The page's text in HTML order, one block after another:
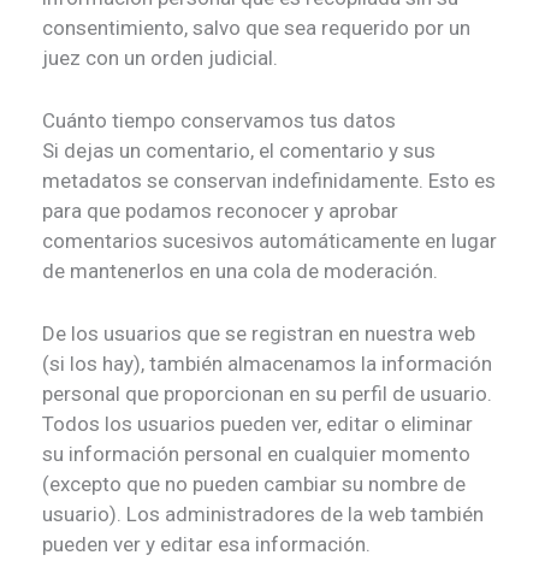
consentimiento, salvo que sea requerido por un
juez con un orden judicial.
Cuánto tiempo conservamos tus datos
Si dejas un comentario, el comentario y sus
metadatos se conservan indefinidamente. Esto es
para que podamos reconocer y aprobar
comentarios sucesivos automáticamente en lugar
de mantenerlos en una cola de moderación.
De los usuarios que se registran en nuestra web
(si los hay), también almacenamos la información
personal que proporcionan en su perfil de usuario.
Todos los usuarios pueden ver, editar o eliminar
su información personal en cualquier momento
(excepto que no pueden cambiar su nombre de
usuario). Los administradores de la web también
pueden ver y editar esa información.